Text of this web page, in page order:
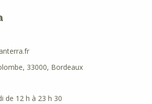
33000, Bordeaux
de 12 h à 23 h 30